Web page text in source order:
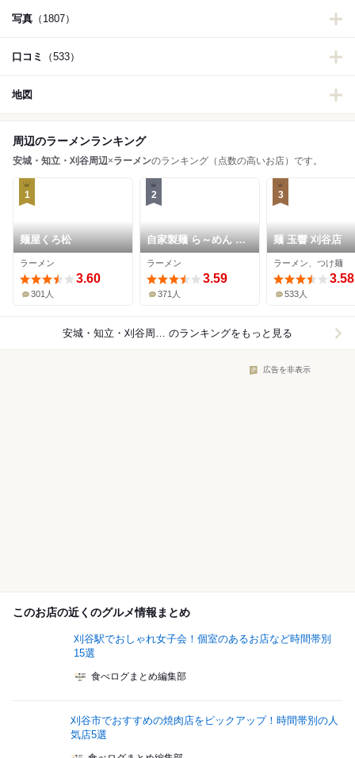
写真 （1807）
口コミ （533）
地図
周辺のラーメンランキング
安城・知立・刈谷周辺×ラーメンのランキング（点数の高いお店）です。
1
麺屋くろ松
ラーメン
3.60
301人
2
自家製麺 ら～めん か
り屋
ラーメン
3.59
371人
3
麺 玉響 刈谷店
ラーメン、つけ麺
3.58
533人
安城・知立・刈谷周辺×ラーメン のランキングをもっと見る
広告を非表示
このお店の近くのグルメ情報まとめ
刈谷駅でおしゃれ女子会！個室のあるお店など時間帯別
15選
食べログまとめ編集部
刈谷市でおすすめの焼肉店をピックアップ！時間帯別の人
気店5選